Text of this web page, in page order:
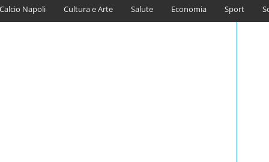
Calcio Napoli Cultura e Arte Salute Economia Sport